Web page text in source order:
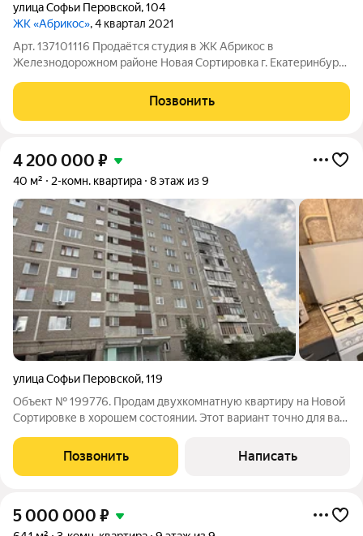
улица Софьи Перовской,104
ЖК «Абрикос», 4 квартал 2021
Арт. 137101116 Продаётся студия в ЖК Абрикос в
Железнодорожном районе Новая Сортировка г. Екатеринбурга
от застройщика. Общая площадь 31,6 кв.м. Санузел
совмещенный. В квартире установлены
Позвонить
4 200 000 ₽
40 м² 2-комн. квартира 8 этаж из 9
улица Софьи Перовской,119
Объект № 199776. Продам двухкомнатную квартиру на Новой
Сортировке в хорошем состоянии. Этот вариант точно для вас,
инфраструктуру! Состояние: Квартира полностью готова к
проживанию. Заезжайте и живите
Позвонить Написать
5 000 000 ₽